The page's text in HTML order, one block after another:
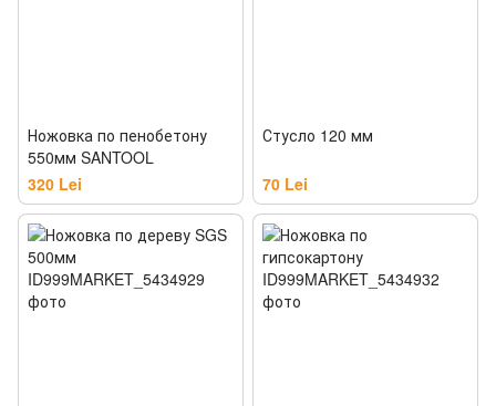
Ножовка по пенобетону
550мм SANTOOL
320 Lei
Стусло 120 мм
70 Lei